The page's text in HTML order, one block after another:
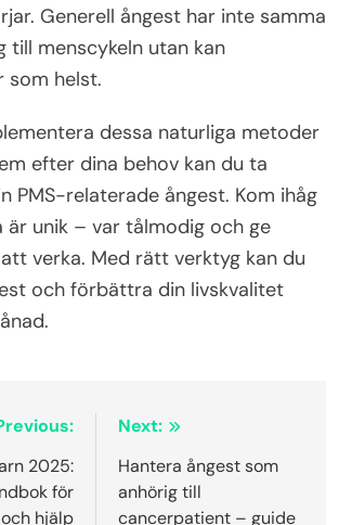
Generell ångest har inte samma
till menscykeln utan kan
som helst.
dessa naturliga metoder
efter dina behov kan du ta
PMS-relaterade ångest. Kom ihåg
är unik – var tålmodig och ge
verka. Med rätt verktyg kan du
och förbättra din livskvalitet
2025:
för
hjälp
Next:
Hantera ångest som
anhörig till
cancerpatient – guide